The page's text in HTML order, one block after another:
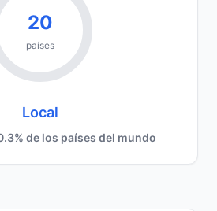
20
países
Local
de los países del mundo